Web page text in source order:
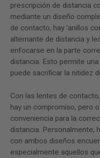
prescripción de distancia
mediante un diseño
de contacto, hay 'anillos
alternante de distancia y
enfocarse en la parte
distancia. Esto permite
puede sacrificar la nitidez
Con las lentes de
hay un compromiso, pero
conveniencia para la
distancia. Personalmente,
con ambos diseños
especialmente aquellos